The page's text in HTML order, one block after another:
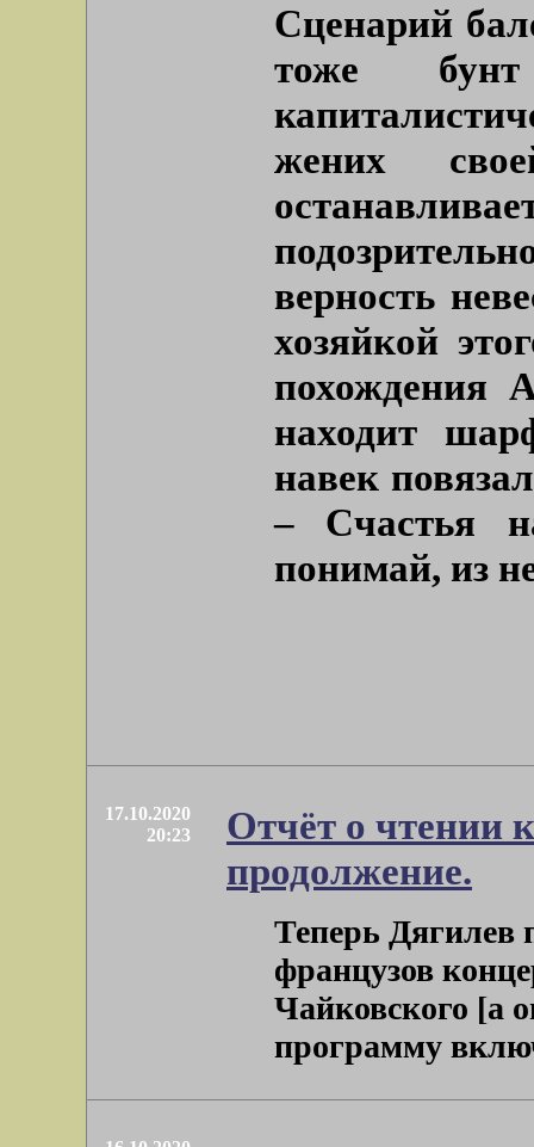
Сценарий
тоже бунт
жених
верность
хозяйкой
похождения
находит
навек
– Счастья
понимай, из
17.10.2020
20:23
Отчёт о чтении
продолжение.
Теперь Дягилев
французов
Чайковского [а
программу